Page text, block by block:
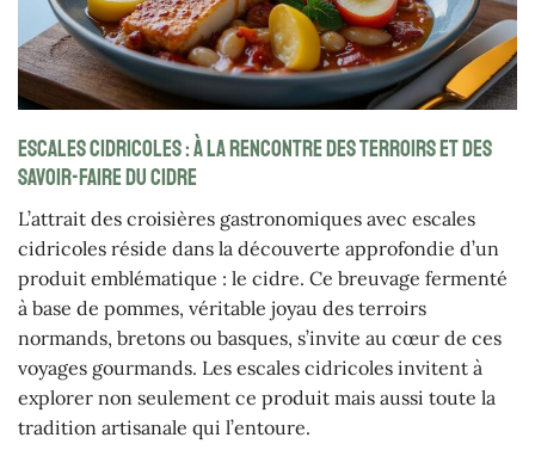
Escales cidricoles : à la rencontre des terroirs et des
savoir-faire du cidre
L’attrait des croisières gastronomiques avec escales
cidricoles réside dans la découverte approfondie d’un
produit emblématique : le cidre. Ce breuvage fermenté
à base de pommes, véritable joyau des terroirs
normands, bretons ou basques, s’invite au cœur de ces
voyages gourmands. Les escales cidricoles invitent à
explorer non seulement ce produit mais aussi toute la
tradition artisanale qui l’entoure.